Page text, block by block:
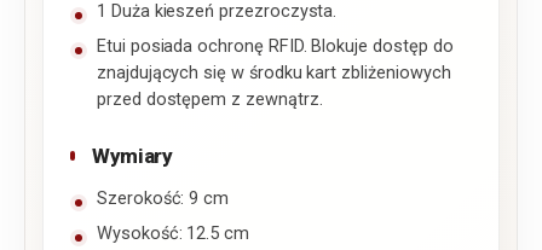
1 Duża kieszeń przezroczysta.
Etui posiada ochronę RFID. Blokuje dostęp do
znajdujących się w środku kart zbliżeniowych
przed dostępem z zewnątrz.
Wymiary
Szerokość: 9 cm
Wysokość: 12.5 cm